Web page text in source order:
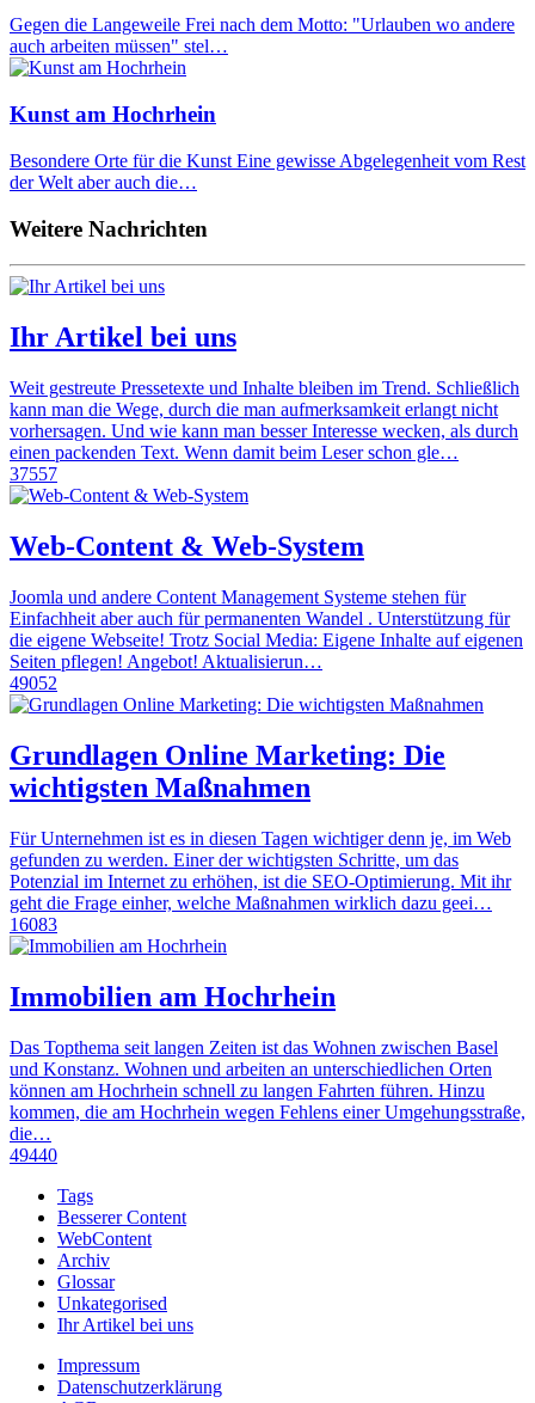
Gegen die Langeweile Frei nach dem Motto: "Urlauben wo andere
auch arbeiten müssen" stel…
Kunst am Hochrhein
Besondere Orte für die Kunst Eine gewisse Abgelegenheit vom Rest
der Welt aber auch die…
Weitere Nachrichten
Ihr Artikel bei uns
Weit gestreute Pressetexte und Inhalte bleiben im Trend. Schließlich
kann man die Wege, durch die man aufmerksamkeit erlangt nicht
vorhersagen. Und wie kann man besser Interesse wecken, als durch
einen packenden Text. Wenn damit beim Leser schon gle…
37557
Web-Content & Web-System
Joomla und andere Content Management Systeme stehen für
Einfachheit aber auch für permanenten Wandel . Unterstützung für
die eigene Webseite! Trotz Social Media: Eigene Inhalte auf eigenen
Seiten pflegen! Angebot! Aktualisierun…
49052
Grundlagen Online Marketing: Die
wichtigsten Maßnahmen
Für Unternehmen ist es in diesen Tagen wichtiger denn je, im Web
gefunden zu werden. Einer der wichtigsten Schritte, um das
Potenzial im Internet zu erhöhen, ist die SEO-Optimierung. Mit ihr
geht die Frage einher, welche Maßnahmen wirklich dazu geei…
16083
Immobilien am Hochrhein
Das Topthema seit langen Zeiten ist das Wohnen zwischen Basel
und Konstanz. Wohnen und arbeiten an unterschiedlichen Orten
können am Hochrhein schnell zu langen Fahrten führen. Hinzu
kommen, die am Hochrhein wegen Fehlens einer Umgehungsstraße,
die…
49440
Tags
Besserer Content
WebContent
Archiv
Glossar
Unkategorised
Ihr Artikel bei uns
Impressum
Datenschutzerklärung